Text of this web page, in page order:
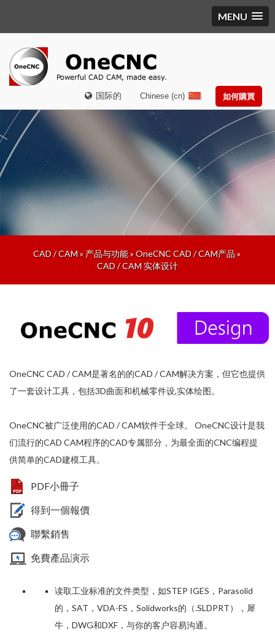
MENU
国际的 如何購買
Chinese (cn)
CAD / CAM» 产品与功能»OneCNC CAD / CAM产品»
CAD / CAM 实体设计
OneCNC CAD / CAM是著名的的CAD / CAM解决方案，但它也提供
了一套设计工具，包括3D曲面和机械零件设,实体绘图。
OneCNC被广泛使用的CAD / CAM软件于全球。 OneCNC设计是我
们流行的CAD CAM程序的CAD专属部分，为最全面的CNC编程提
供简单的CAD建模工具。
PDF小冊子
得到一個報價
聯繫銷售
免費產品演示
读取工业标准的文件类型，如STEP IGES，Parasolid
的，SAT，VDA-FS，Solidworks的（.SLDPRT），犀
牛，DWG和DXF，与你的客户容易沟通。